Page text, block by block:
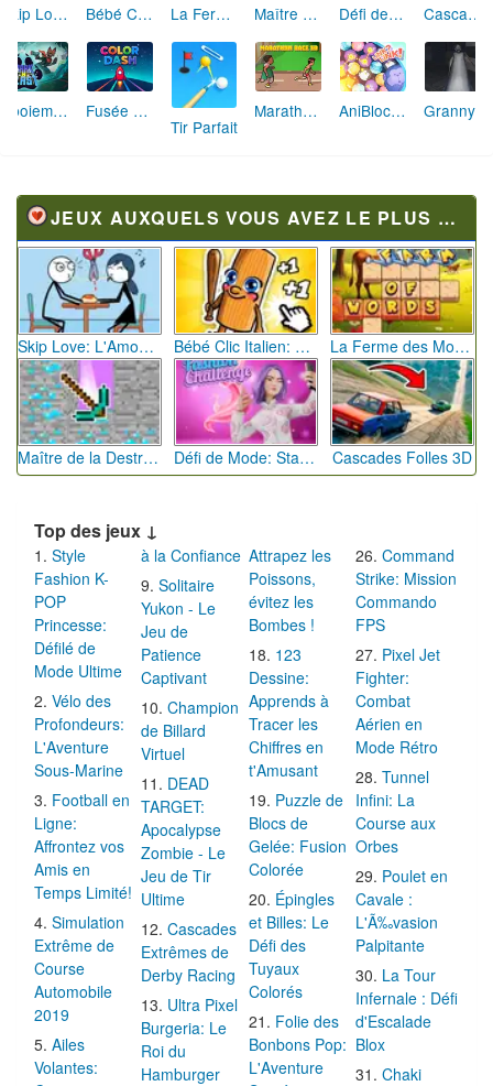
Skip Love: L'Amour en Péril Bébé Clic Italien: La Folie des Petits Bambins La Ferme des Mots - Cultivez votre Vocabulaire Maître de la Destruction: Fusion de Pioches Défi de Mode: Star du Podium Cascades Folles 3D
Aboiement Stellaire : Aventure Canine Fusée Chromatique: La Course des Couleurs
Tir Parfait
Marathon Champion io AniBlocos: Connecte les Animaux Mignons!
JEUX AUXQUELS VOUS AVEZ LE PLUS JOUÉ
Skip Love: L'Amour en Péril Bébé Clic Italien: La Folie des Petits Bambins La Ferme des Mots - Cultivez votre Vocabulaire
Maître de la Destruction: Fusion de Pioches Défi de Mode: Star du Podium Cascades Folles 3D
Top des jeux ↓
Style
Fashion K-
POP
Princesse:
Défilé de
Mode Ultime
Vélo des
Profondeurs:
L'Aventure
Sous-Marine
Football en
Ligne:
Affrontez vos
Amis en
Temps Limité!
Simulation
Extrême de
Course
Automobile
2019
Ailes
Volantes:
à la Confiance
Solitaire
Yukon - Le
Jeu de
Patience
Captivant
Champion
de Billard
Virtuel
DEAD
TARGET:
Apocalypse
Zombie - Le
Jeu de Tir
Ultime
Cascades
Extrêmes de
Derby Racing
Ultra Pixel
Burgeria: Le
Roi du
Hamburger
Attrapez les
Poissons,
évitez les
Bombes !
123
Dessine:
Apprends à
Tracer les
Chiffres en
t'Amusant
Puzzle de
Blocs de
Gelée: Fusion
Colorée
Épingles
et Billes: Le
Défi des
Tuyaux
Colorés
Folie des
Bonbons Pop:
L'Aventure
Command
Strike: Mission
Commando
FPS
Pixel Jet
Fighter:
Combat
Aérien en
Mode Rétro
Tunnel
Infini: La
Course aux
Orbes
Poulet en
Cavale :
L'Ã‰vasion
Palpitante
La Tour
Infernale : Défi
d'Escalade
Blox
Chaki